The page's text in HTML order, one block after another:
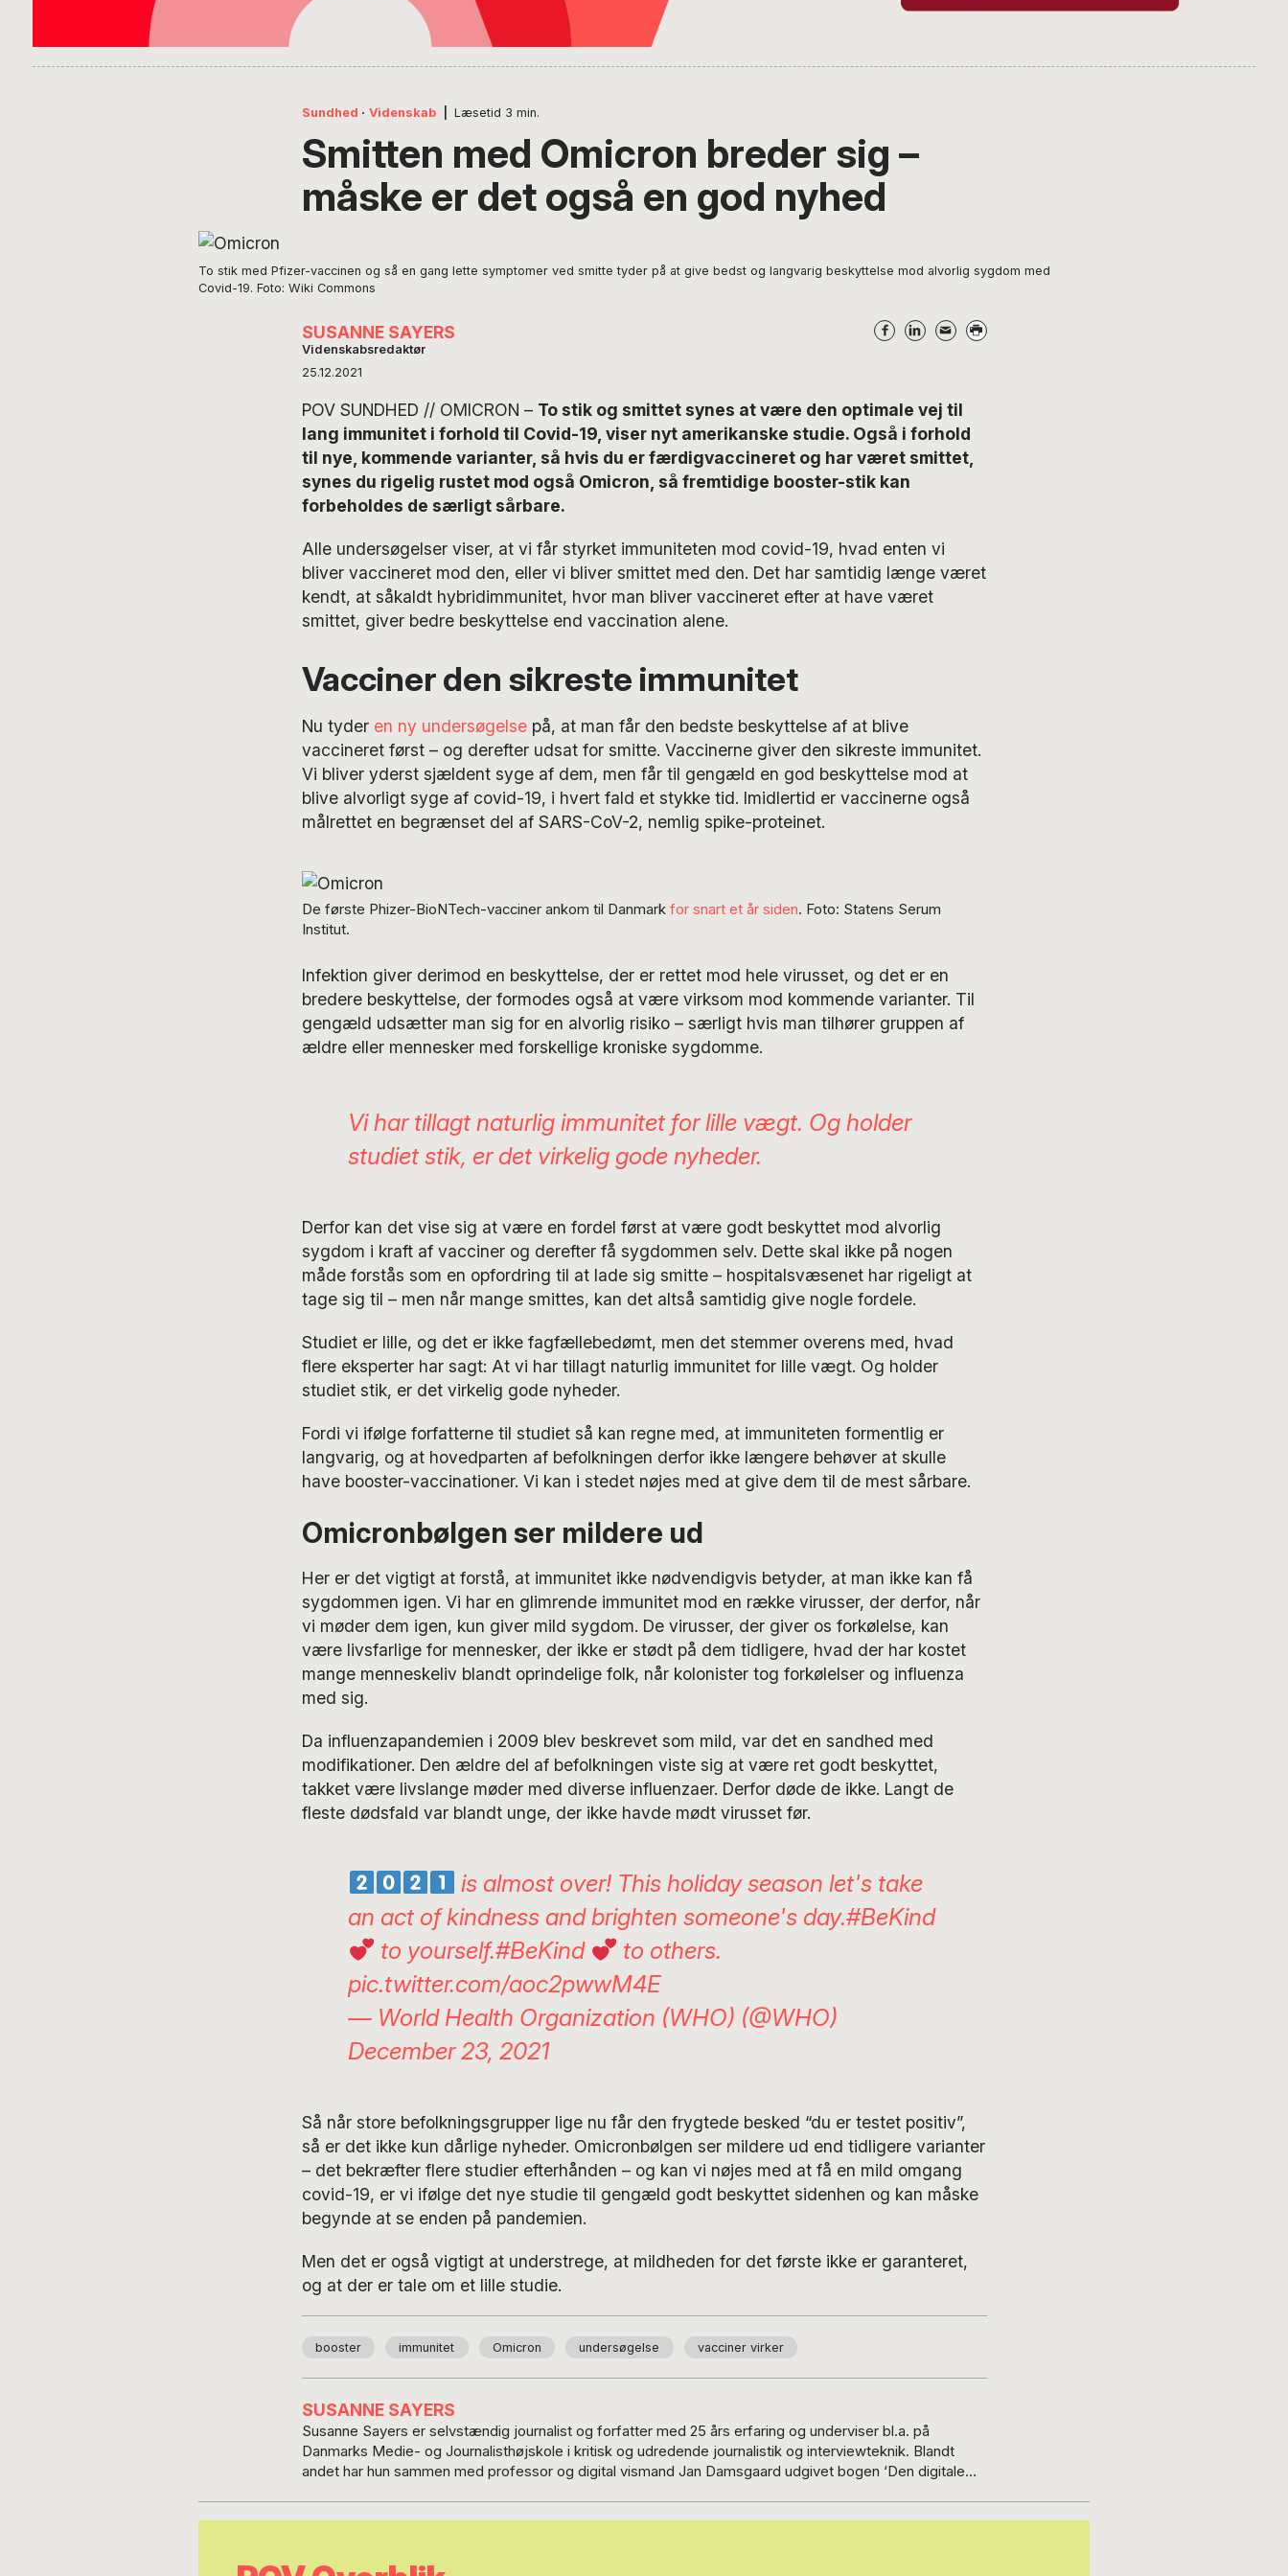
Sundhed · Videnskab Læsetid 3 min.
Smitten med Omicron breder sig –
måske er det også en god nyhed
To stik med Pfizer-vaccinen og så en gang lette symptomer ved smitte tyder på at give bedst og langvarig beskyttelse mod alvorlig sygdom med
Covid-19. Foto: Wiki Commons
SUSANNE SAYERS
Videnskabsredaktør
25.12.2021
POV SUNDHED // OMICRON – To stik og smittet synes at være den optimale vej til
lang immunitet i forhold til Covid-19, viser nyt amerikanske studie. Også i forhold
til nye, kommende varianter, så hvis du er færdigvaccineret og har været smittet,
synes du rigelig rustet mod også Omicron, så fremtidige booster-stik kan
forbeholdes de særligt sårbare.
Alle undersøgelser viser, at vi får styrket immuniteten mod covid-19, hvad enten vi
bliver vaccineret mod den, eller vi bliver smittet med den. Det har samtidig længe været
kendt, at såkaldt hybridimmunitet, hvor man bliver vaccineret efter at have været
smittet, giver bedre beskyttelse end vaccination alene.
Vacciner den sikreste immunitet
Nu tyder en ny undersøgelsepå, at man får den bedste beskyttelse af at blive
vaccineret først – og derefter udsat for smitte. Vaccinerne giver den sikreste immunitet.
Vi bliver yderst sjældent syge af dem, men får til gengæld en god beskyttelse mod at
blive alvorligt syge af covid-19, i hvert fald et stykke tid. Imidlertid er vaccinerne også
målrettet en begrænset del af SARS-CoV-2, nemlig spike-proteinet.
De første Phizer-BioNTech-vacciner ankom til Danmark for snart et år siden. Foto: Statens Serum
Institut.
Infektion giver derimod en beskyttelse, der er rettet mod hele virusset, og det er en
bredere beskyttelse, der formodes også at være virksom mod kommende varianter. Til
gengæld udsætter man sig for en alvorlig risiko – særligt hvis man tilhører gruppen af
ældre eller mennesker med forskellige kroniske sygdomme.
Vi har tillagt naturlig immunitet for lille vægt. Og holder
studiet stik, er det virkelig gode nyheder.
Derfor kan det vise sig at være en fordel først at være godt beskyttet mod alvorlig
sygdom i kraft af vacciner og derefter få sygdommen selv. Dette skal ikke på nogen
måde forstås som en opfordring til at lade sig smitte – hospitalsvæsenet har rigeligt at
tage sig til – men når mange smittes, kan det altså samtidig give nogle fordele.
Studiet er lille, og det er ikke fagfællebedømt, men det stemmer overens med, hvad
flere eksperter har sagt: At vi har tillagt naturlig immunitet for lille vægt. Og holder
studiet stik, er det virkelig gode nyheder.
Fordi vi ifølge forfatterne til studiet så kan regne med, at immuniteten formentlig er
langvarig, og at hovedparten af befolkningen derfor ikke længere behøver at skulle
have booster-vaccinationer. Vi kan i stedet nøjes med at give dem til de mest sårbare.
Omicronbølgen ser mildere ud
Her er det vigtigt at forstå, at immunitet ikke nødvendigvis betyder, at man ikke kan få
sygdommen igen. Vi har en glimrende immunitet mod en række virusser, der derfor, når
vi møder dem igen, kun giver mild sygdom. De virusser, der giver os forkølelse, kan
være livsfarlige for mennesker, der ikke er stødt på dem tidligere, hvad der har kostet
mange menneskeliv blandt oprindelige folk, når kolonister tog forkølelser og influenza
med sig.
Da influenzapandemien i 2009 blev beskrevet som mild, var det en sandhed med
modifikationer. Den ældre del af befolkningen viste sig at være ret godt beskyttet,
takket være livslange møder med diverse influenzaer. Derfor døde de ikke. Langt de
fleste dødsfald var blandt unge, der ikke havde mødt virusset før.
is almost over! This holiday season let's take
an act of kindness and brighten someone's day.#BeKind
to yourself.#BeKind
to others.
pic.twitter.com/aoc2pwwM4E
— World Health Organization (WHO) (@WHO)
December 23, 2021
Så når store befolkningsgrupper lige nu får den frygtede besked “du er testet positiv”,
så er det ikke kun dårlige nyheder. Omicronbølgen ser mildere ud end tidligere varianter
– det bekræfter flere studier efterhånden – og kan vi nøjes med at få en mild omgang
covid-19, er vi ifølge det nye studie til gengæld godt beskyttet sidenhen og kan måske
begynde at se enden på pandemien.
Men det er også vigtigt at understrege, at mildheden for det første ikke er garanteret,
og at der er tale om et lille studie.
booster immunitet Omicron undersøgelse vacciner virker
SUSANNE SAYERS
Susanne Sayers er selvstændig journalist og forfatter med 25 års erfaring og underviser bl.a. på
Danmarks Medie- og Journalisthøjskole i kritisk og udredende journalistik og interviewteknik. Blandt
andet har hun sammen med professor og digital vismand Jan Damsgaard udgivet bogen ‘Den digitale
er af sine to voksne børn blevet kaldt ‘verdens mest nørdede mor’, og sandt er det, at de